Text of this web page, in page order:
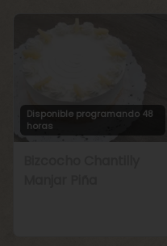
Disponible programando 48
horas